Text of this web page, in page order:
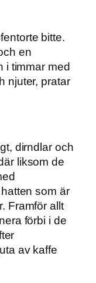
bitte.
en
i timmar med
njuter, pratar
dirndlar och
liksom de
som är
Framför allt
förbi i de
av kaffe